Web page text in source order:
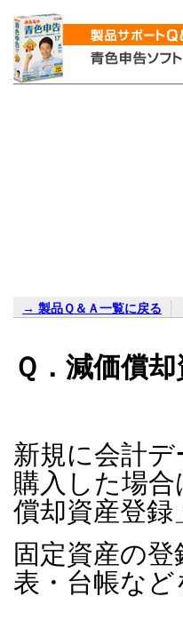
→ 製品Ｑ＆Ａ一覧に戻る
Ｑ．減価償
新規に会計
購入した場
償却資産登録
固定資産の
表・台帳な